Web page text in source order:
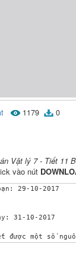
1179 0
Vật lý 7 - Tiết 11
vào nút
một số
vật dao động.